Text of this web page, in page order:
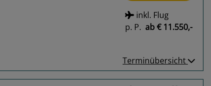
inkl. Flug
p. P. ab€ 11.550,-
Terminübersicht